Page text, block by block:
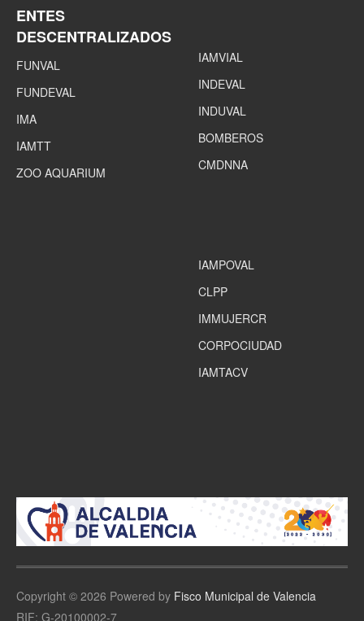
ENTES
DESCENTRALIZADOS
FUNVAL
FUNDEVAL
IMA
IAMTT
ZOO AQUARIUM
IAMVIAL
INDEVAL
INDUVAL
BOMBEROS
CMDNNA
IAMPOVAL
CLPP
IMMUJERCR
CORPOCIUDAD
IAMTACV
Copyright © 2026 Powered by Fisco Municipal de Valencia
RIF: G-20100002-7